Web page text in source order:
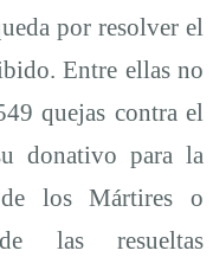
por resolver el
Entre ellas no
quejas contra el
donativo para la
los Mártires o
las resueltas